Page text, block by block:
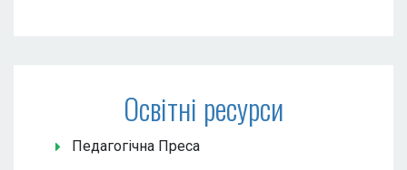
Освітні ресурси
Педагогічна Преса